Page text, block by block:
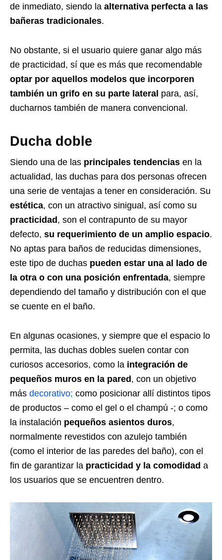
de inmediato, siendo la alternativa perfecta a las
bañeras tradicionales.
No obstante, si el usuario quiere ganar algo más
de practicidad, sí que es más que recomendable
optar por aquellos modelos que incorporen
también un grifo en su parte lateral para, así,
ducharnos también de manera convencional.
Ducha doble
Siendo una de las principales tendencias en la
actualidad, las duchas para dos personas ofrecen
una serie de ventajas a tener en consideración. Su
estética, con un atractivo sinigual, así como su
practicidad, son el contrapunto de su mayor
defecto, su requerimiento de un amplio espacio.
No aptas para baños de reducidas dimensiones,
este tipo de duchas pueden estar una al lado de
la otra o con una posición enfrentada, siempre
dependiendo del tamaño y distribución con el que
se cuente en el baño.
En algunas ocasiones, y siempre que el espacio lo
permita, las duchas dobles suelen contar con
curiosos accesorios, como la integración de
pequeños muros en la pared, con un objetivo
más decorativo; como posicionar allí distintos tipos
de productos – como el gel o el champú -; o como
la instalación pequeños asientos duros,
normalmente revestidos con azulejo también
(como el interior de las paredes del baño), con el
fin de garantizar la practicidad y la comodidad a
los usuarios que se encuentren dentro.